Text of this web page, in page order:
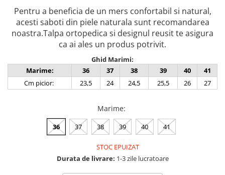
Pentru a beneficia de un mers confortabil si natural,
acesti saboti din piele naturala sunt recomandarea
noastra.Talpa ortopedica si designul reusit te asigura
ca ai ales un produs potrivit.
Ghid Marimi:
Marime:
36 37 38 39 40
41
Cm picior:
23,5 24 24,5 25,5 26 27
Marime:
36 37 38 39 40 41
STOC EPUIZAT
Durata de livrare: 1-3 zile lucratoare